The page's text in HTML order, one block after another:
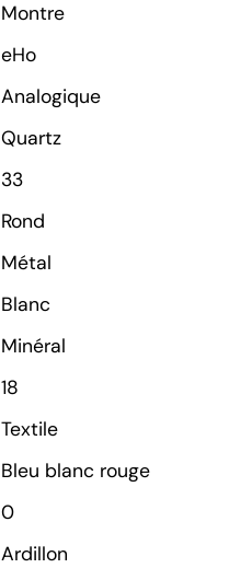
Montre
eHo
Analogique
Quartz
33
Rond
Métal
Blanc
Minéral
18
Textile
Bleu blanc rouge
0
Ardillon